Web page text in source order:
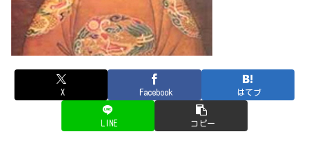
X Facebook はてブ
LINE コピー